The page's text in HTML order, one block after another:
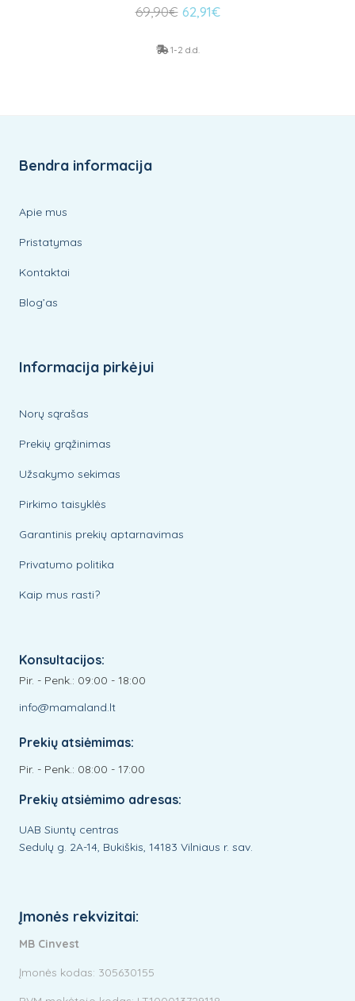
69,90€ Original
was:
62,91€Current
1-2 d.d.
Bendra informacija
Apie mus
Pristatymas
Kontaktai
Blog’as
Informacija pirkėjui
Norų sąrašas
Prekių grąžinimas
Užsakymo sekimas
Pirkimo taisyklės
Garantinis prekių aptarnavimas
Privatumo politika
Kaip mus rasti?
Konsultacijos:
Pir. - Penk.: 09:00 - 18:00
info@mamaland.lt
Prekių atsiėmimas:
Pir. - Penk.: 08:00 - 17:00
Prekių atsiėmimo adresas:
UAB Siuntų centras
Sedulų g. 2A-14, Bukiškis, 14183 Vilniaus r. sav.
Įmonės rekvizitai:
MB Cinvest
Įmonės kodas: 305630155